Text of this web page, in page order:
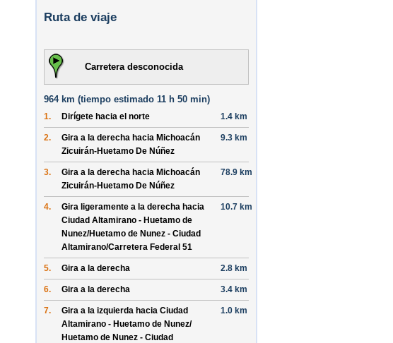
Ruta de viaje
Carretera desconocida
964 km (tiempo estimado 11 h 50 min)
1. Dirígete hacia el norte 1.4 km
2. Gira a la derecha hacia Michoacán
Zicuirán-Huetamo De Núñez
9.3 km
3. Gira a la derecha hacia Michoacán
Zicuirán-Huetamo De Núñez
78.9 km
4.
Gira ligeramente a la derecha hacia
Ciudad Altamirano - Huetamo de
Nunez/Huetamo de Nunez - Ciudad
Altamirano/Carretera Federal 51
10.7 km
5. Gira a la derecha 2.8 km
6. Gira a la derecha 3.4 km
7. Gira a la izquierda hacia Ciudad
Altamirano - Huetamo de Nunez/
Huetamo de Nunez - Ciudad
1.0 km